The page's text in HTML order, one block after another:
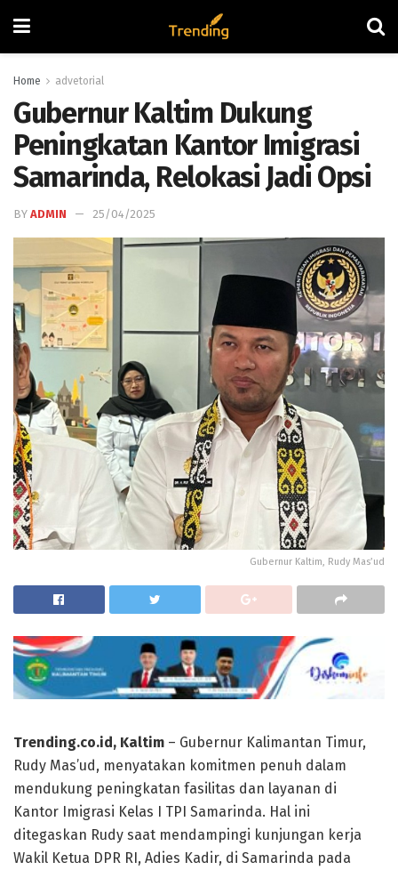
Home advetorial
Gubernur Kaltim Dukung
Peningkatan Kantor Imigrasi
Samarinda, Relokasi Jadi Opsi
BY ADMIN 25/04/2025
Gubernur Kaltim, Rudy Mas’ud
Trending.co.id, Kaltim – Gubernur Kalimantan Timur,
Rudy Mas’ud, menyatakan komitmen penuh dalam
mendukung peningkatan fasilitas dan layanan di
Kantor Imigrasi Kelas I TPI Samarinda. Hal ini
ditegaskan Rudy saat mendampingi kunjungan kerja
Wakil Ketua DPR RI, Adies Kadir, di Samarinda pada